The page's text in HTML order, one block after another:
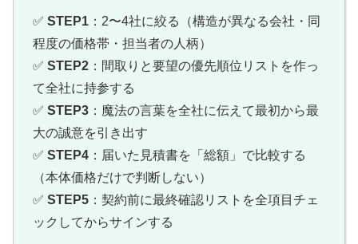
✅ STEP1 ：2〜4社に絞る（構造が異なる会社・同
程度の価格帯・担当者の人柄）
✅ STEP2 ：間取りと要望の優先順位リストを作っ
て全社に持参する
✅ STEP3 ：魔法の言葉を全社に伝えて最初から最
大の誠意を引き出す
✅ STEP4 ：届いた見積書を「総額」で比較する
（本体価格だけで判断しない）
✅ STEP5 ：契約前に最終確認リストを全項目チェ
ックしてからサインする